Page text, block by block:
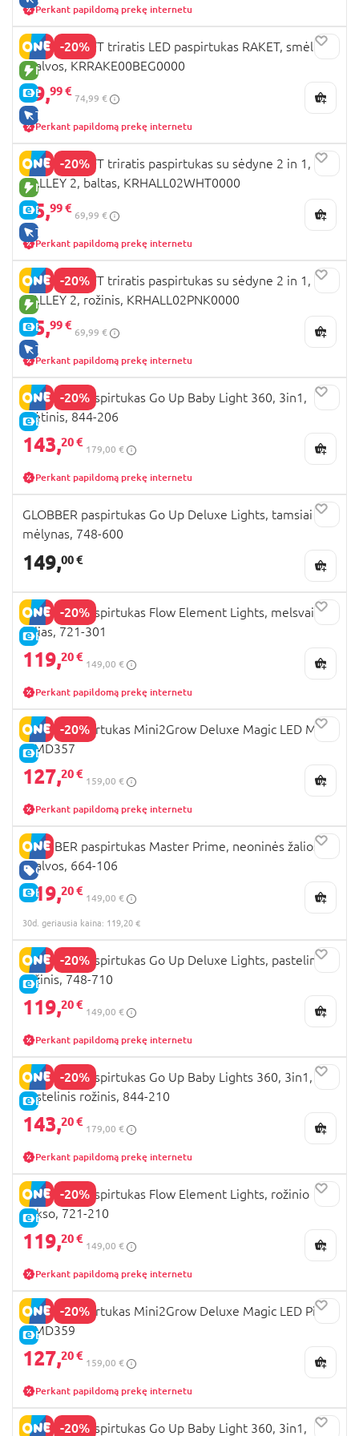
Perkant papildomą prekę internetu
-20%
NAUJA PREKĖ
E-KAINA
TIK INTERNETU
KINDERKRAFT triratis LED paspirtukas RAKET, smėlio
spalvos, KRRAKE00BEG0000
59,99 €
74,99 €
Perkant papildomą prekę internetu
-20%
NAUJA PREKĖ
E-KAINA
TIK INTERNETU
KINDERKRAFT triratis paspirtukas su sėdyne 2 in 1,
HALLEY 2, baltas, KRHALL02WHT0000
55,99 €
69,99 €
Perkant papildomą prekę internetu
-20%
NAUJA PREKĖ
E-KAINA
TIK INTERNETU
KINDERKRAFT triratis paspirtukas su sėdyne 2 in 1,
HALLEY 2, rožinis, KRHALL02PNK0000
55,99 €
69,99 €
Perkant papildomą prekę internetu
-20%
E-KAINA
GLOBBER paspirtukas Go Up Baby Light 360, 3in1,
mėtinis, 844-206
143,20 €
179,00 €
Perkant papildomą prekę internetu
GLOBBER paspirtukas Go Up Deluxe Lights, tamsiai
mėlynas, 748-600
149,00 €
-20%
E-KAINA
GLOBBER paspirtukas Flow Element Lights, melsvai
žalias, 721-301
119,20 €
149,00 €
Perkant papildomą prekę internetu
-20%
E-KAINA
MICRO paspirtukas Mini2Grow Deluxe Magic LED Mint,
MMD357
127,20 €
159,00 €
Perkant papildomą prekę internetu
GERA KAINA
E-KAINA
GLOBBER paspirtukas Master Prime, neoninės žalios
spalvos, 664-106
119,20 €
149,00 €
30d. geriausia kaina: 119,20 €
-20%
E-KAINA
GLOBBER paspirtukas Go Up Deluxe Lights, pastelinis
rožinis, 748-710
119,20 €
149,00 €
Perkant papildomą prekę internetu
-20%
E-KAINA
GLOBBER paspirtukas Go Up Baby Lights 360, 3in1,
pastelinis rožinis, 844-210
143,20 €
179,00 €
Perkant papildomą prekę internetu
-20%
E-KAINA
GLOBBER paspirtukas Flow Element Lights, rožinio
aukso, 721-210
119,20 €
149,00 €
Perkant papildomą prekę internetu
-20%
E-KAINA
MICRO paspirtukas Mini2Grow Deluxe Magic LED Pink,
MMD359
127,20 €
159,00 €
Perkant papildomą prekę internetu
-20%
GLOBBER paspirtukas Go Up Baby Light 360, 3in1,